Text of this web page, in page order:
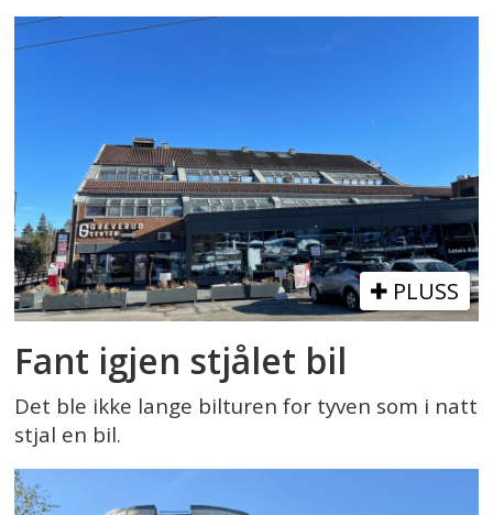
PLUSS
Fant igjen stjålet bil
Det ble ikke lange bilturen for tyven som i natt
stjal en bil.